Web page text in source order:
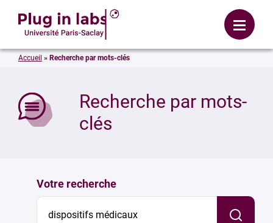
Menu
Recherche par mots-
clés
Accueil » Recherche par mots-clés
Votre recherche